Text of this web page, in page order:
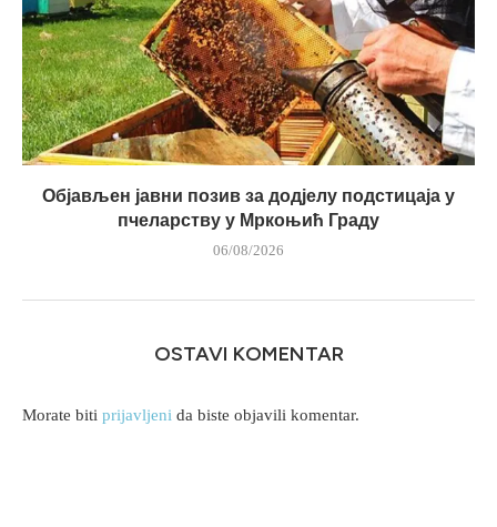
Објављен јавни позив за додјелу подстицаја у
пчеларству у Мркоњић Граду
06/08/2026
OSTAVI KOMENTAR
Morate biti prijavljeni da biste objavili komentar.